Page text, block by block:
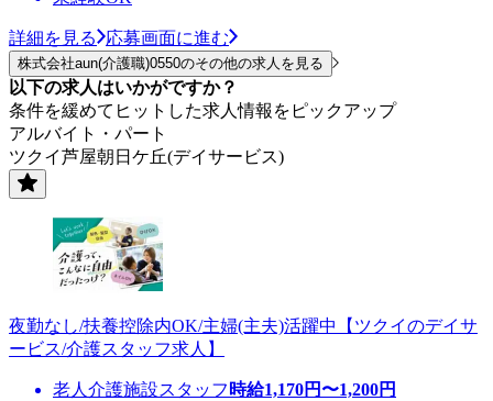
詳細を見る 応募画面に進む
株式会社aun(介護職)0550のその他の求人を見る
以下の求人はいかがですか？
条件を緩めてヒットした求人情報をピックアップ
アルバイト・パート
ツクイ芦屋朝日ケ丘(デイサービス)
夜勤なし/扶養控除内OK/主婦(主夫)活躍中【ツクイのデイサ
ービス/介護スタッフ求人】
老人介護施設スタッフ 時給1,170円〜1,200円